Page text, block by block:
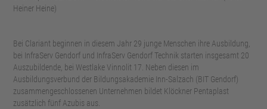
Heiner Heine)
Bei Clariant beginnen in diesem Jahr 29 junge Menschen ihre Ausbildung,
bei InfraServ Gendorf und InfraServ Gendorf Technik starten insgesamt 20
Auszubildende, bei Westlake Vinnolit 17. Neben diesen im
Ausbildungsverbund der Bildungsakademie Inn-Salzach (BIT Gendorf)
zusammengeschlossenen Unternehmen bildet Klöckner Pentaplast
zusätzlich fünf Azubis aus.